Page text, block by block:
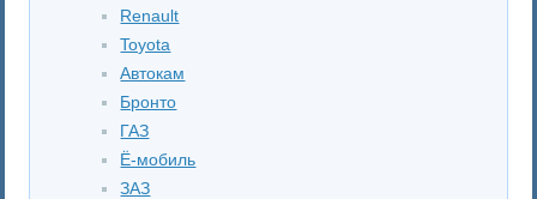
Renault
Toyota
Автокам
Бронто
ГАЗ
Ё-мобиль
ЗАЗ